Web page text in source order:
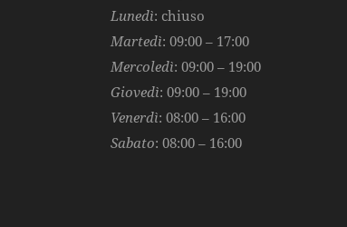
Lunedì: chiuso
Martedì: 09:00 – 17:00
Mercoledì: 09:00 – 19:00
Giovedì: 09:00 – 19:00
Venerdì: 08:00 – 16:00
Sabato: 08:00 – 16:00